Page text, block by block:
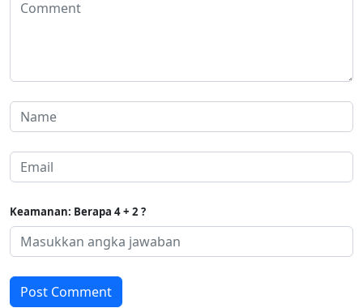
Keamanan: Berapa 4 + 2 ?
Post Comment